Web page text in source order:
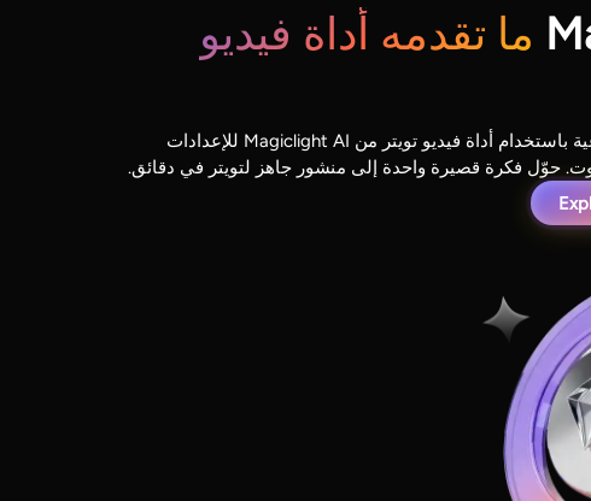
ما تقدمه أداة فيديو
يمكنك إنشاء فيديوهات اجتماعية باستخدام أداة فيديو تويتر من Magiclight AI للإعدادات
حوّل فكرة قصيرة واحدة إلى منشور جاهز لتويتر في دقائق.